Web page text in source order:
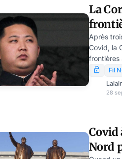
La
de
Après
Covid, la
frontières
de ceFil
28
Covid
Nord